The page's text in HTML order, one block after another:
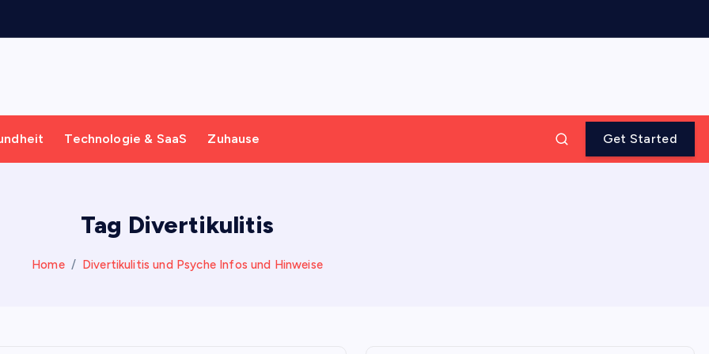
Technologie & SaaS Zuhause Get Started
Tag Divertikulitis
Home Divertikulitis und Psyche Infos und Hinweise